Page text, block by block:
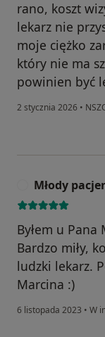
rano, koszt
lekarz nie
moje ciężko
który nie ma
powinien być
2 stycznia 2026 •
Młody
Byłem u
Bardzo miły,
ludzki lekarz.
Marcina :)
6 listopada 2023 • W